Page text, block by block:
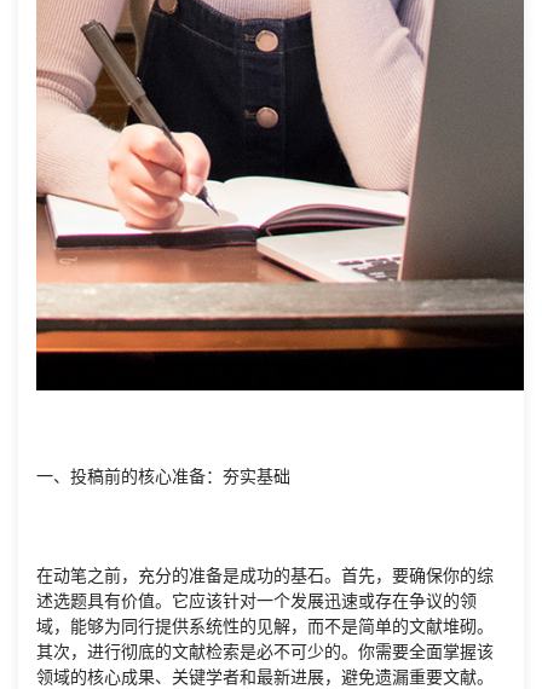
一、投稿前的核心准备：夯实基础
在动笔之前，充分的准备是成功的基石。首先，要确保你的综
述选题具有价值。它应该针对一个发展迅速或存在争议的领
域，能够为同行提供系统性的见解，而不是简单的文献堆砌。
其次，进行彻底的文献检索是必不可少的。你需要全面掌握该
领域的核心成果、关键学者和最新进展，避免遗漏重要文献。